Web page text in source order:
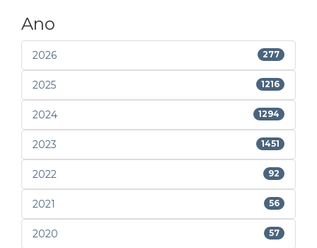
Ano
2026 277
2025 1216
2024 1294
2023 1451
2022 92
2021 56
2020 57